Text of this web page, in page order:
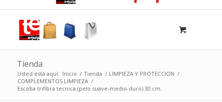
Tienda
Usted está aquí: Inicio / Tienda / LIMPIEZA Y PROTECCION /
COMPLEMENTOS LIMPIEZA /
Escoba trifibra tecnica (pelo suave-medio-duro) 30 cm.